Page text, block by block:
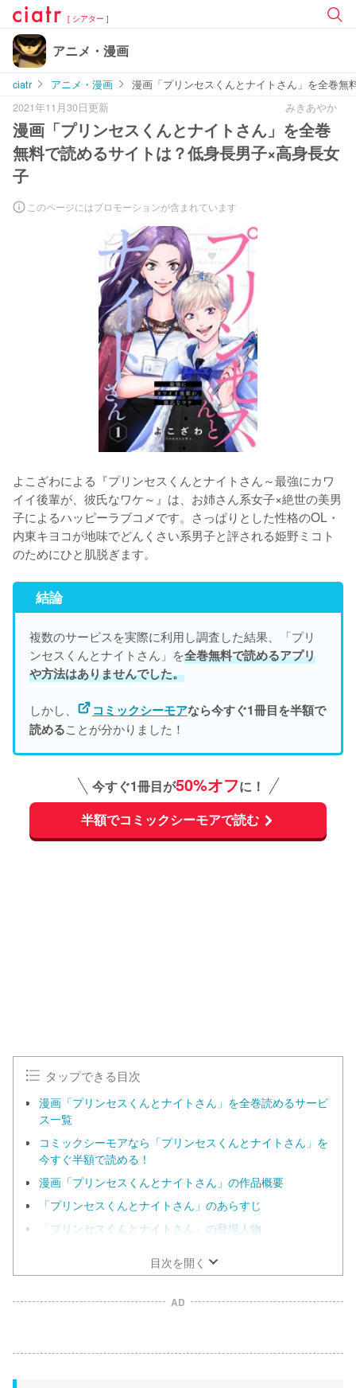
[ シアター ]
アニメ・漫画
ciatr アニメ・漫画
漫画「プリンセスくんとナイトさん」を全巻
2021年11月30日更新
みきあやか
漫画「プリンセスくんとナイトさん」を全巻
無料で読めるサイトは？低身長男子×高身長女
子
このページにはプロモーションが含まれています
よこざわによる『プリンセスくんとナイトさん～最強にカワ
イイ後輩が、彼氏なワケ～』は、お姉さん系女子×絶世の美男
子によるハッピーラブコメです。さっぱりとした性格のOL・
内東キヨコが地味でどんくさい系男子と評される姫野ミコト
結論
複数のサービスを実際に利用し調査した結果、「プリ
ンセスくんとナイトさん」を全巻無料で読めるアプリ
や方法はありませんでした。
しかし、 コミックシーモアなら今すぐ1冊目を半額で
読めることが分かりました！
今すぐ1冊目が50%オフに！
半額でコミックシーモアで読む
タップできる目次
漫画「プリンセスくんとナイトさん」を全巻読めるサービ
ス一覧
コミックシーモアなら「プリンセスくんとナイトさん」を
今すぐ半額で読める！
漫画「プリンセスくんとナイトさん」の作品概要
「プリンセスくんとナイトさん」のあらすじ
「プリンセスくんとナイトさん」の登場人物
目次を開く
AD